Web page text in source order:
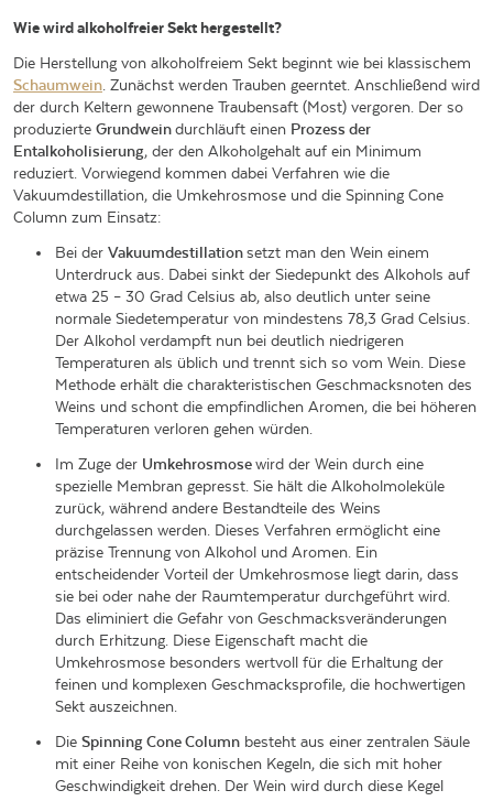
Wie wird alkoholfreier Sekt hergestellt?
Die Herstellung von alkoholfreiem Sekt beginnt wie bei klassischem
Schaumwein . Zunächst werden Trauben geerntet. Anschließend wird
der durch Keltern gewonnene Traubensaft (Most) vergoren. Der so
produzierte Grundweindurchläuft einen Prozess der
Entalkoholisierung, der den Alkoholgehalt auf ein Minimum
reduziert. Vorwiegend kommen dabei Verfahren wie die
Vakuumdestillation, die Umkehrosmose und die Spinning Cone
Column zum Einsatz:
Bei der Vakuumdestillationsetzt man den Wein einem
Unterdruck aus. Dabei sinkt der Siedepunkt des Alkohols auf
etwa 25 – 30 Grad Celsius ab, also deutlich unter seine
normale Siedetemperatur von mindestens 78,3 Grad Celsius.
Der Alkohol verdampft nun bei deutlich niedrigeren
Temperaturen als üblich und trennt sich so vom Wein. Diese
Methode erhält die charakteristischen Geschmacksnoten des
Weins und schont die empfindlichen Aromen, die bei höheren
Temperaturen verloren gehen würden.
Im Zuge der Umkehrosmosewird der Wein durch eine
spezielle Membran gepresst. Sie hält die Alkoholmoleküle
zurück, während andere Bestandteile des Weins
durchgelassen werden. Dieses Verfahren ermöglicht eine
präzise Trennung von Alkohol und Aromen. Ein
entscheidender Vorteil der Umkehrosmose liegt darin, dass
sie bei oder nahe der Raumtemperatur durchgeführt wird.
Das eliminiert die Gefahr von Geschmacksveränderungen
durch Erhitzung. Diese Eigenschaft macht die
Umkehrosmose besonders wertvoll für die Erhaltung der
feinen und komplexen Geschmacksprofile, die hochwertigen
Sekt auszeichnen.
Die Spinning Cone Column besteht aus einer zentralen Säule
mit einer Reihe von konischen Kegeln, die sich mit hoher
Geschwindigkeit drehen. Der Wein wird durch diese Kegel